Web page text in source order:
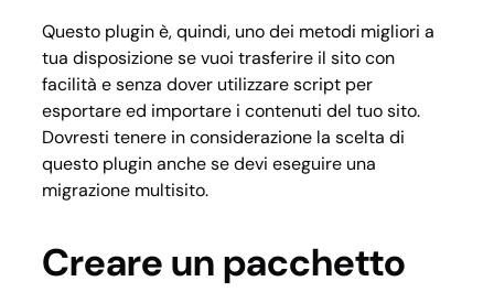
Questo plugin è, quindi, uno dei metodi migliori a
tua disposizione se vuoi trasferire il sito con
facilità e senza dover utilizzare script per
esportare ed importare i contenuti del tuo sito.
Dovresti tenere in considerazione la scelta di
questo plugin anche se devi eseguire una
migrazione multisito.
Creare un pacchetto